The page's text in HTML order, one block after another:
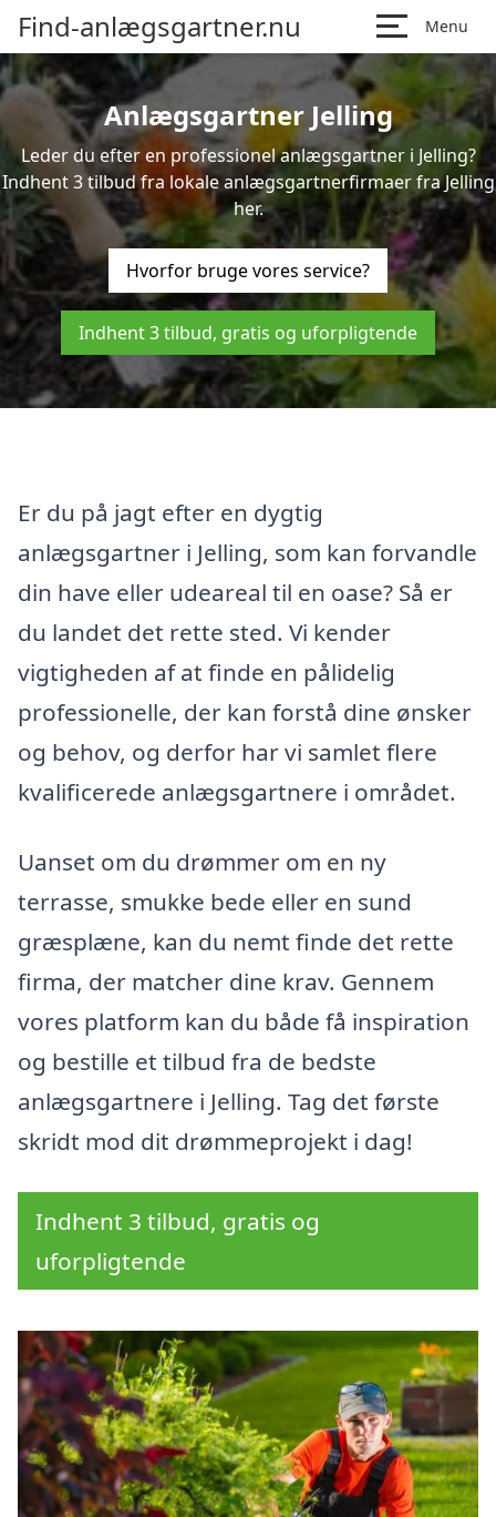
Find-anlægsgartner.nu Menu
Anlægsgartner Jelling
Leder du efter en professionel anlægsgartner i Jelling?
Indhent 3 tilbud fra lokale anlægsgartnerfirmaer fra Jelling
her.
Hvorfor bruge vores service?
Indhent 3 tilbud, gratis og uforpligtende
Er du på jagt efter en dygtig
anlægsgartner i Jelling, som kan forvandle
din have eller udeareal til en oase? Så er
du landet det rette sted. Vi kender
vigtigheden af at finde en pålidelig
professionelle, der kan forstå dine ønsker
og behov, og derfor har vi samlet flere
kvalificerede anlægsgartnere i området.
Uanset om du drømmer om en ny
terrasse, smukke bede eller en sund
græsplæne, kan du nemt finde det rette
firma, der matcher dine krav. Gennem
vores platform kan du både få inspiration
og bestille et tilbud fra de bedste
anlægsgartnere i Jelling. Tag det første
skridt mod dit drømmeprojekt i dag!
Indhent 3 tilbud, gratis og
uforpligtende